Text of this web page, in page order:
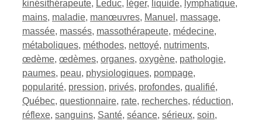
kinésithérapeute, Leduc, léger, liquide, lymphatique,
mains, maladie, manœuvres, Manuel , massage,
massée, massés, massothérapeute, médecine,
métaboliques, méthodes, nettoyé, nutriments,
œdème, œdèmes, organes, oxygène, pathologie,
paumes, peau, physiologiques, pompage,
popularité, pression, privés, profondes, qualifié,
Québec, questionnaire, rate, recherches, réduction,
réflexe, sanguins, Santé, séance, sérieux, soin,